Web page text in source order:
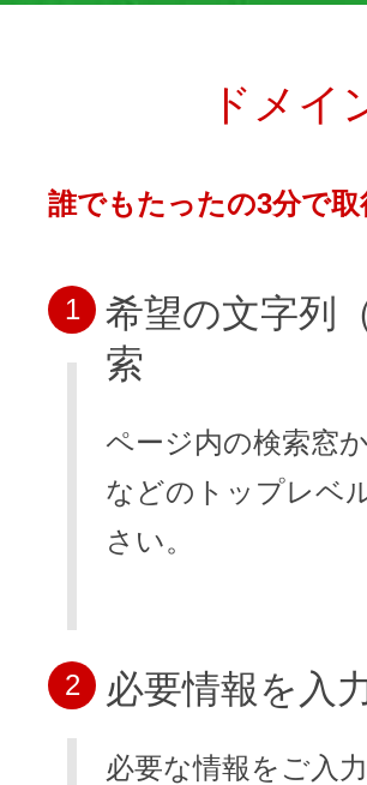
ドメイ
誰でもたったの3分で取
1
希望の文字列
索
ページ内の検索窓
などのトップレベ
さい。
2 必要情報を入
必要な情報をご入